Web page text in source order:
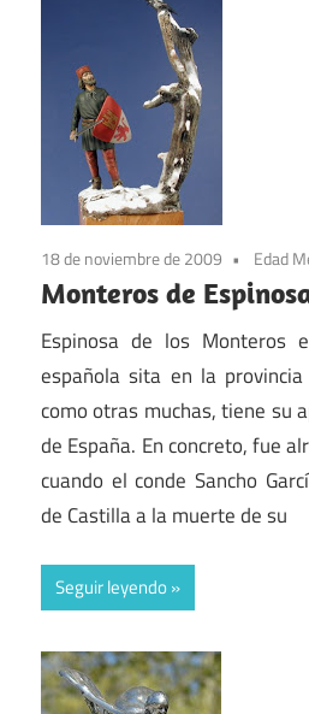
18 de noviembre de 2009 Edad
Monteros de
Espinosa de los Monteros
española sita en la
como otras muchas, tiene su
de España. En concreto, fue
cuando el conde Sancho
de Castilla a la muerte de su
Seguir leyendo